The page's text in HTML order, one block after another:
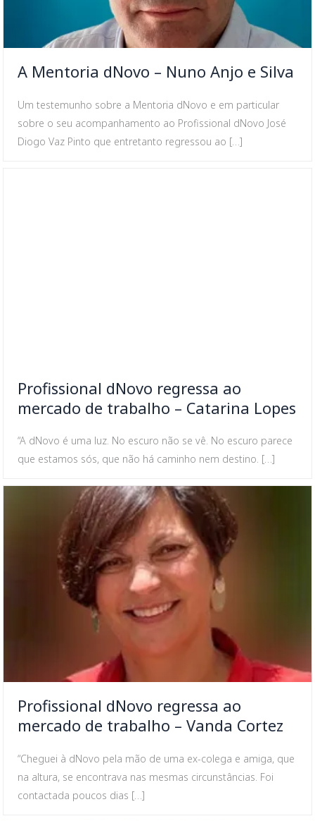
A Mentoria dNovo – Nuno Anjo e Silva
Um testemunho sobre a Mentoria dNovo e em particular
sobre o seu acompanhamento ao Profissional dNovo José
Diogo Vaz Pinto que entretanto regressou ao […]
Profissional dNovo regressa ao
mercado de trabalho – Catarina Lopes
“A dNovo é uma luz. No escuro não se vê. No escuro parece
que estamos sós, que não há caminho nem destino. […]
Profissional dNovo regressa ao
mercado de trabalho – Vanda Cortez
“Cheguei à dNovo pela mão de uma ex-colega e amiga, que
na altura, se encontrava nas mesmas circunstâncias. Foi
contactada poucos dias […]